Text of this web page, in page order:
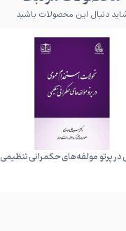
دنبال این محصولات باشید
پرتو مولفه‌های حکمرانی تنظیمی